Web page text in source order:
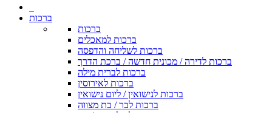
ברכות
ברכות
ברכות למאכלים
ברכות לשליחה והדפסה
ברכות לדירה / מכונית חדשה / ברכת הדרך
ברכות לברית מילה
ברכות לאירוסין
ברכות לנישואין / ליום נישואין
ברכות לבר / בת מצווה